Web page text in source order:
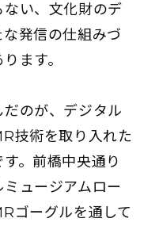
い、文化財のデ
発信の仕組みづ
ます。
のが、デジタル
技術を取り入れた
。前橋中央通り
ュージアムロー
ゴーグルを通して